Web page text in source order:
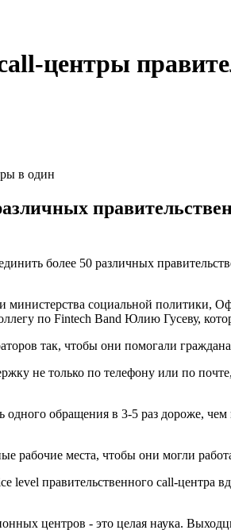
центры
в один
более 50 различных
социальной политики,
по Fintech Band Юлию Гусеву,
так, чтобы они помогали
не только по телефону или по
обращения в 3-5 раз дороже,
рабочие места, чтобы они могли
правительственного call-центра
центров - это целая наука.